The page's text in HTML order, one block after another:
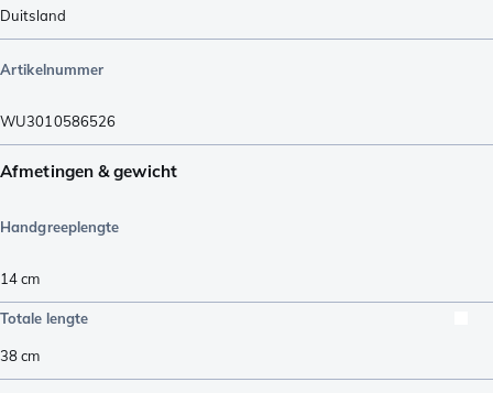
Duitsland
Artikelnummer
WU3010586526
Afmetingen & gewicht
Handgreeplengte
14cm
Totale lengte
38cm